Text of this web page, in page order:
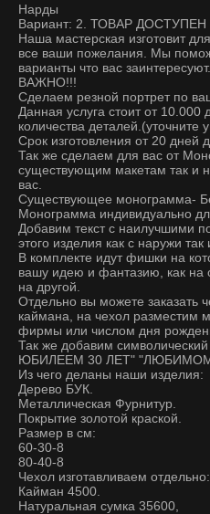
Нарды
Вариант: 2. ТОВАР ДОСТУПЕН
Наша мастерская изготовит
все ваши пожелания. Мы
варианты что вас заинтересуют.
ВАЖНО!!!
Сделаем резной портрет по
Данная услуга стоит от 10.000
количества деталей.(уточните
Срок изготовления от 20 дней
Так же сделаем для вас от
существующим макетам так и
вас.
Существующее монограмма-
Монограмма индивидуально
Добавим текст с наилучшими
этого изделия как с наружи так
В комплекте идут фишки на
вашу идею и фантазию, как на
на другой.
Отдельно вы можете заказать
каймана, на чехол разместим
фирмы или числом дня
Так же добавим
ЮБИЛЕЕМ 30 ЛЕТ"
Из чего деланы наши изделия:
Дерево БУК.
Металлическая Фурнитур.
Покрытие золотой краской.
Размер в см:
60-30-8
80-40-8
Чехол изготавливаем отдельно:
Кайман 4500.
Натуральная сумка 35600,